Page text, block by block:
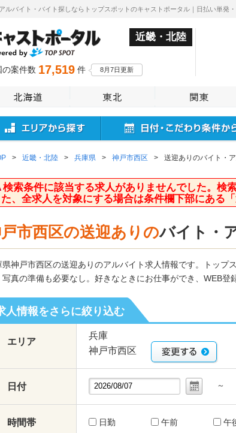
ルバイト・バイト探しならトップスポットのキャストポータル｜日払い単発
近畿・北陸
の案件数 17,519 件 8月7日更新
> 近畿・北陸 > 兵庫県 > 神戸市西区 > 送迎ありのバイト・
検索条件に該当する求人がありませんでした。検
た、全求人を対象にする場合は条件欄下部にある
市西区の送迎ありのバイト・
県神戸市西区の送迎ありのアルバイト求人情報です。トッ
写真の準備も必要なし。好きなときにお仕事ができ、WEB登
人情報をさらに絞り込む
エリア
兵庫
神戸市西区
日付 ～
時間帯 日勤 午前 午